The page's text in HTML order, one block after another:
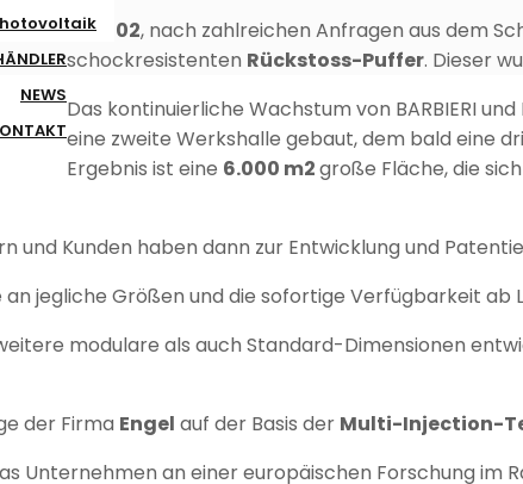
NEWS
2002, nach zahlreichen Anfragen aus dem
schockresistenten Rückstoss-Puffer. Dieser
Das kontinuierliche Wachstum von BARBIERI
eine zweite Werkshalle gebaut, dem bald eine
Ergebnis ist eine 6.000 m2große Fläche, die
und Kunden haben dann zur Entwicklung und
jegliche Größen und die sofortige Verfügbarkeit
modulare als auch Standard-Dimensionen
der Firma Engel auf der Basis der Multi-Injection-
Unternehmen an einer europäischen Forschung im